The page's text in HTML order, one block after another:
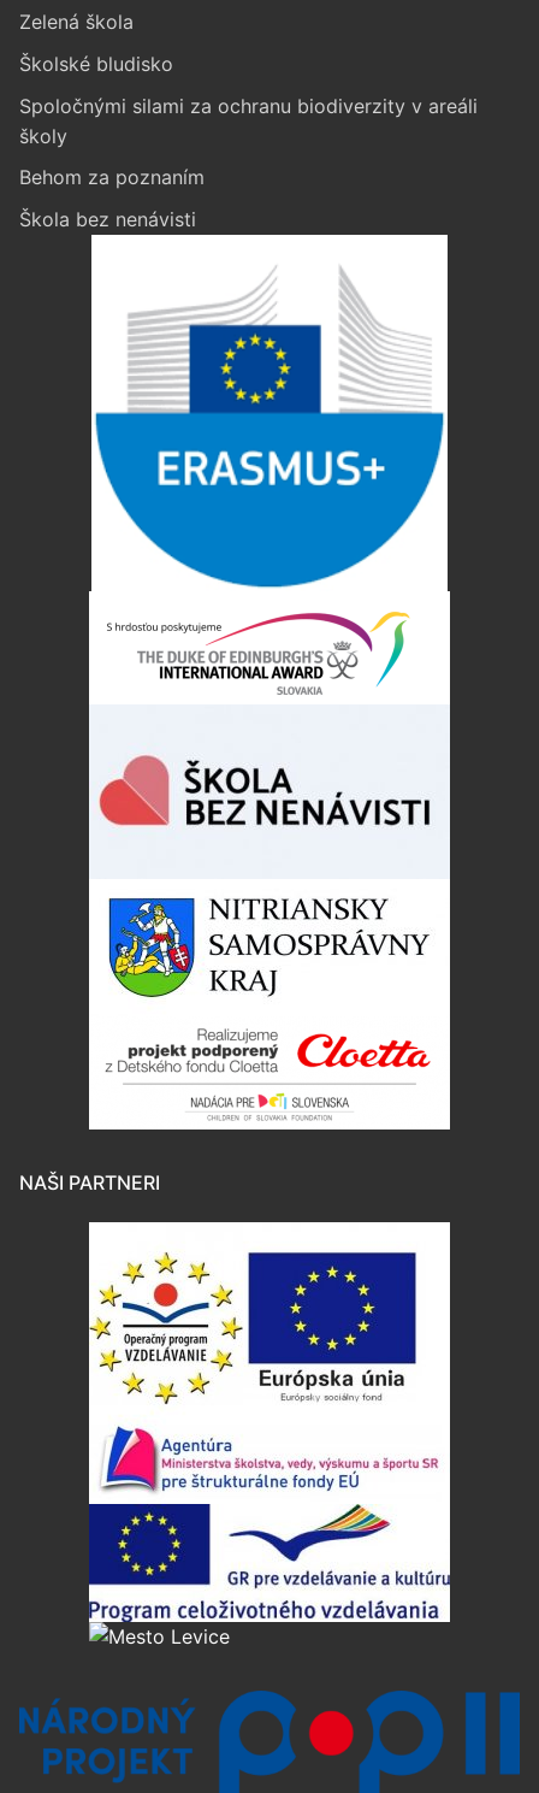
Zelená škola
Školské bludisko
Spoločnými silami za ochranu biodiverzity v areáli
školy
Behom za poznaním
Škola bez nenávisti
NAŠI PARTNERI